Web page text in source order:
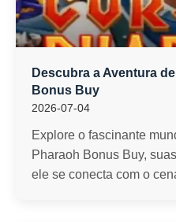
Descubra a Aventura
Bonus Buy
2026-07-04
Explore o fascinante
Pharaoh Bonus Buy,
ele se conecta com o